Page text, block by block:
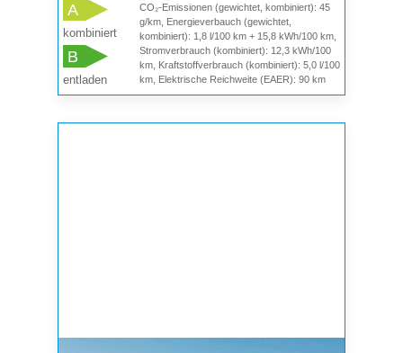
A
kombiniert
B
entladen
CO₂-Emissionen (gewichtet, kombiniert): 45
g/km, Energieverbauch (gewichtet,
kombiniert): 1,8 l/100 km + 15,8 kWh/100 km,
Stromverbrauch (kombiniert): 12,3 kWh/100
km, Kraftstoffverbrauch (kombiniert): 5,0 l/100
km, Elektrische Reichweite (EAER): 90 km